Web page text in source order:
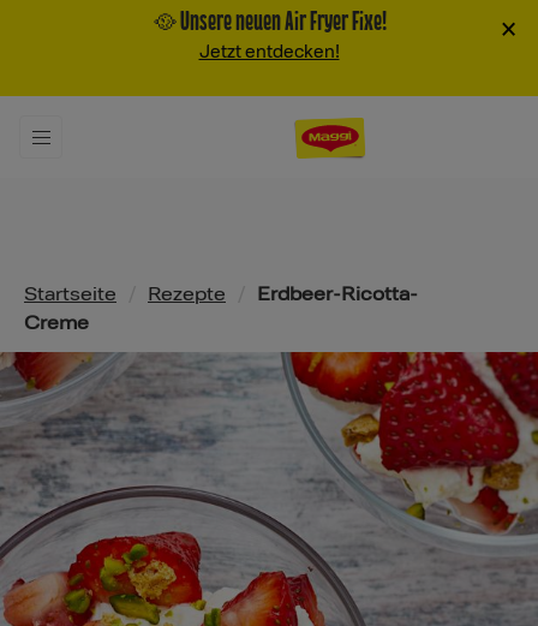
🥘 Unsere neuen Air Fryer Fixe!
Jetzt entdecken!
×
Pfadnavigation
Startseite Rezepte
Erdbeer-Ricotta-
Creme